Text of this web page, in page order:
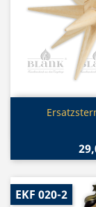

EKF 020-2